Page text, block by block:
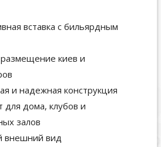
вставка с бильярдным
киев и
и надежная конструкция
для дома, клубов и
залов
внешний вид